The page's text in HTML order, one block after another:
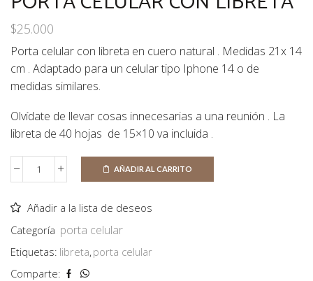
$25.000
Porta celular con libreta en cuero natural . Medidas 21x 14
cm . Adaptado para un celular tipo Iphone 14 o de
medidas similares.
Olvídate de llevar cosas innecesarias a una reunión . La
libreta de 40 hojas de 15×10 va incluida .
Porta
con
cantidad
AÑADIR AL CARRITO
Añadir a la lista de deseos
Categoría porta celular
Etiquetas: libreta, porta celular
Comparte: